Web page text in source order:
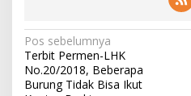
N
a
v
Pos sebelumnya
Terbit Permen-LHK
No.20/2018, Beberapa
Burung Tidak Bisa Ikut